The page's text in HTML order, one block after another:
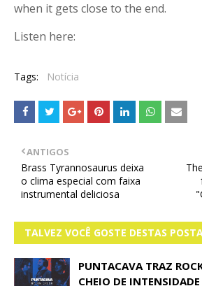
when it gets close to the end.
Listen here:
Tags: Notícia
ANTIGOS
Brass Tyrannosaurus deixa
o clima especial com faixa
instrumental deliciosa
TALVEZ VOCÊ GOSTE DESTAS
PUNTACAVA TRAZ
CHEIO DE INTENSIDADE